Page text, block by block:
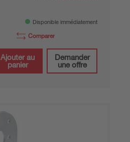
Disponible immédiatement
Comparer
Ajouter au
panier
Demander
une offre